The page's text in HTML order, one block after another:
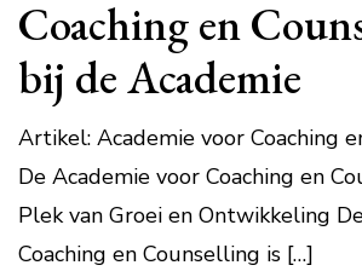
Coaching en
bij de Academie
Artikel: Academie voor Coaching
De Academie voor Coaching en
Plek van Groei en Ontwikkeling
Coaching en Counselling is […]